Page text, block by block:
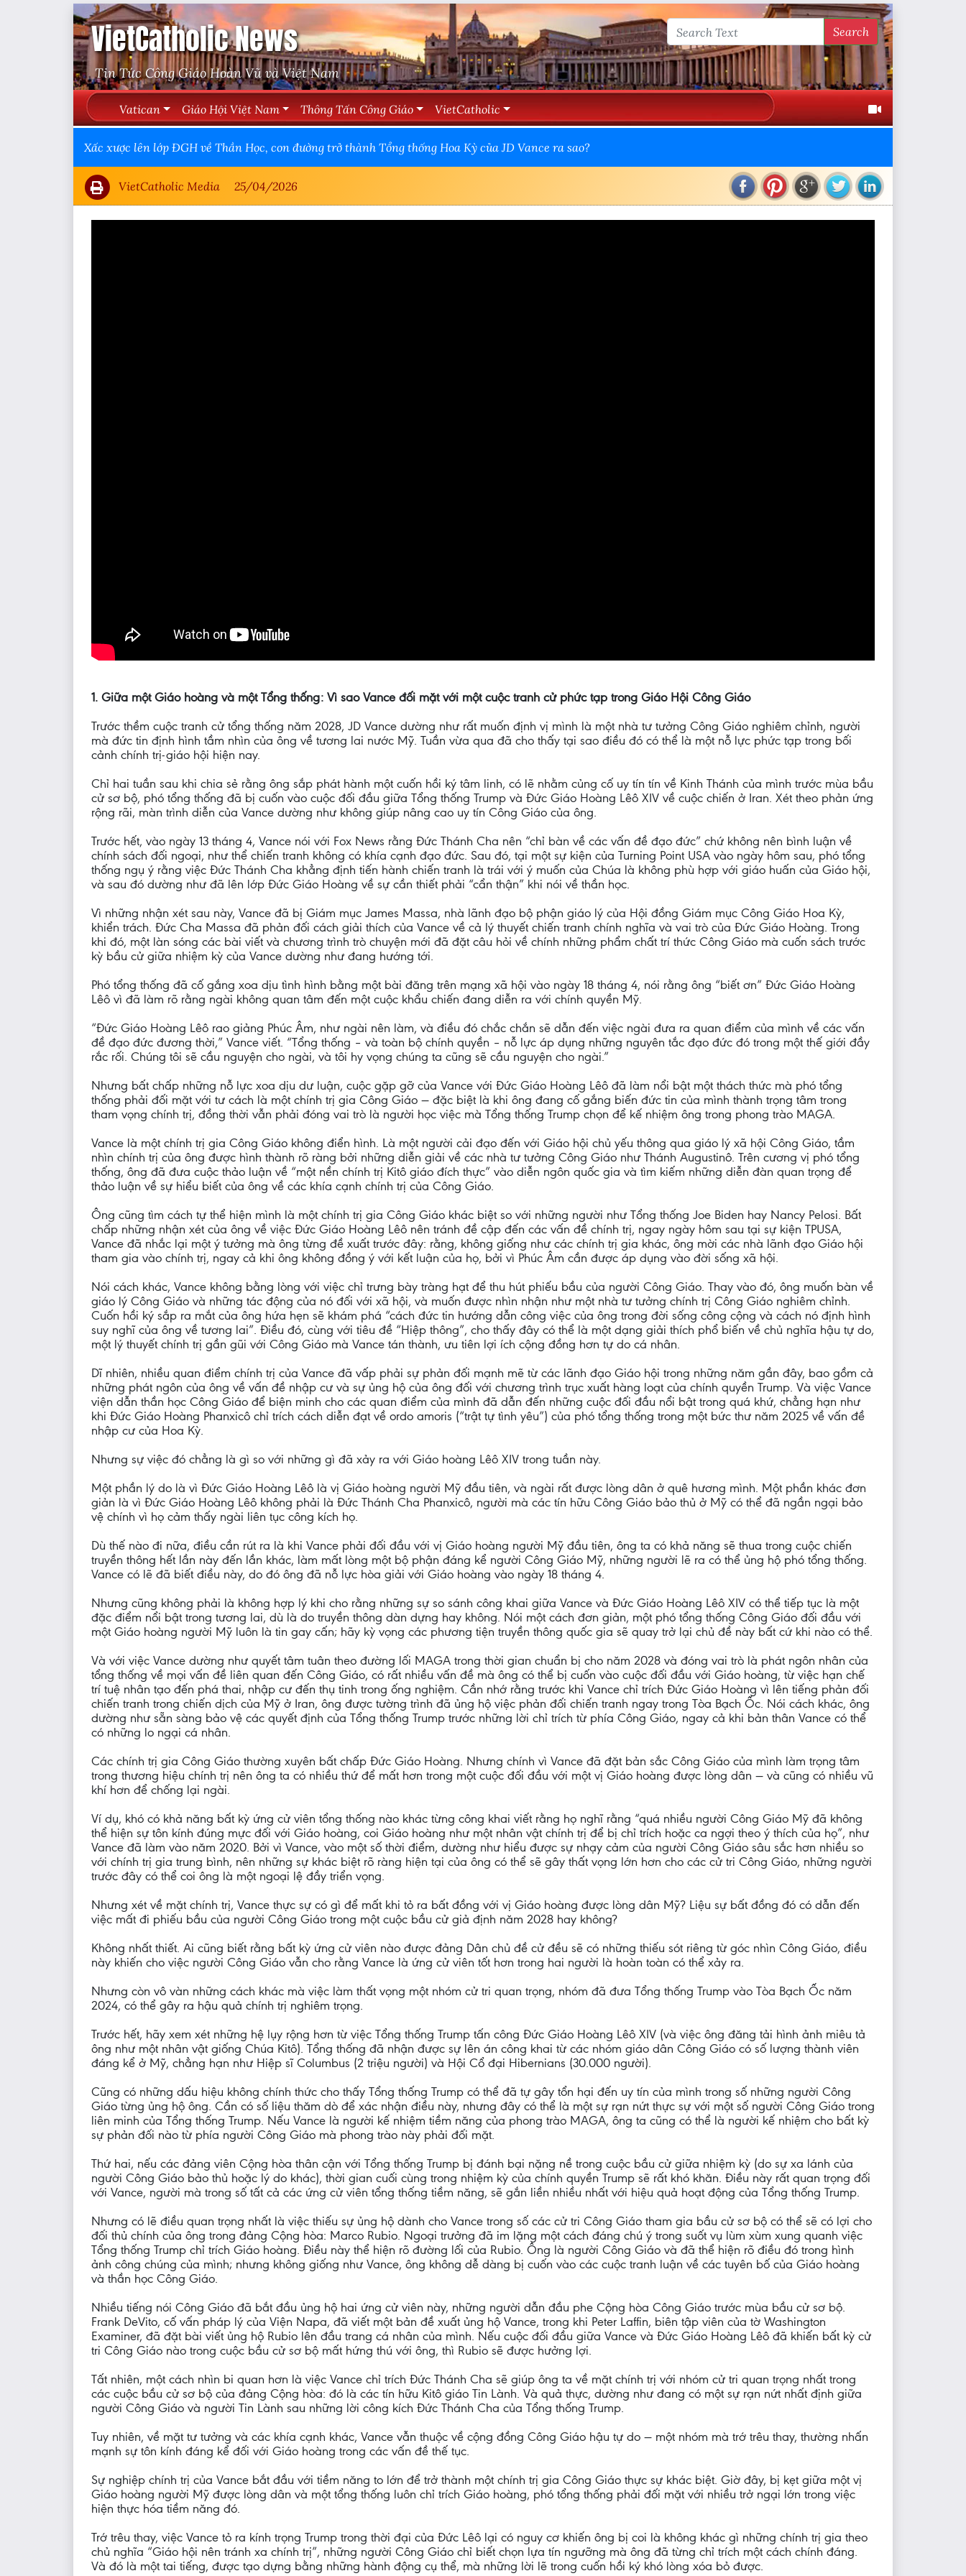
VietCatholic News
Tin Tức Công Giáo Hoàn Vũ và Việt Nam
Search
Vatican Giáo Hội Việt Nam Thông Tấn Công Giáo VietCatholic
Xấc xược lên lớp ĐGH về Thần Học, con đường trở thành Tổng thống Hoa Kỳ của JD Vance ra sao?
VietCatholic Media 25/04/2026
1. Giữa một Giáo hoàng và một Tổng thống: Vì sao Vance đối mặt với một cuộc tranh cử phức tạp trong Giáo Hội Công Giáo
Trước thềm cuộc tranh cử tổng thống năm 2028, JD Vance dường như rất muốn định vị mình là một nhà tư tưởng Công Giáo nghiêm chỉnh, người
mà đức tin định hình tầm nhìn của ông về tương lai nước Mỹ. Tuần vừa qua đã cho thấy tại sao điều đó có thể là một nỗ lực phức tạp trong bối
cảnh chính trị-giáo hội hiện nay.
Chỉ hai tuần sau khi chia sẻ rằng ông sắp phát hành một cuốn hồi ký tâm linh, có lẽ nhằm củng cố uy tín tín về Kinh Thánh của mình trước mùa bầu
cử sơ bộ, phó tổng thống đã bị cuốn vào cuộc đối đầu giữa Tổng thống Trump và Đức Giáo Hoàng Lêô XIV về cuộc chiến ở Iran. Xét theo phản ứng
rộng rãi, màn trình diễn của Vance dường như không giúp nâng cao uy tín Công Giáo của ông.
Trước hết, vào ngày 13 tháng 4, Vance nói với Fox News rằng Đức Thánh Cha nên “chỉ bàn về các vấn đề đạo đức” chứ không nên bình luận về
chính sách đối ngoại, như thể chiến tranh không có khía cạnh đạo đức. Sau đó, tại một sự kiện của Turning Point USA vào ngày hôm sau, phó tổng
thống ngụ ý rằng việc Đức Thánh Cha khẳng định tiến hành chiến tranh là trái với ý muốn của Chúa là không phù hợp với giáo huấn của Giáo hội,
và sau đó dường như đã lên lớp Đức Giáo Hoàng về sự cần thiết phải “cẩn thận” khi nói về thần học.
Vì những nhận xét sau này, Vance đã bị Giám mục James Massa, nhà lãnh đạo bộ phận giáo lý của Hội đồng Giám mục Công Giáo Hoa Kỳ,
khiển trách. Đức Cha Massa đã phản đối cách giải thích của Vance về cả lý thuyết chiến tranh chính nghĩa và vai trò của Đức Giáo Hoàng. Trong
khi đó, một làn sóng các bài viết và chương trình trò chuyện mới đã đặt câu hỏi về chính những phẩm chất trí thức Công Giáo mà cuốn sách trước
kỳ bầu cử giữa nhiệm kỳ của Vance dường như đang hướng tới.
Phó tổng thống đã cố gắng xoa dịu tình hình bằng một bài đăng trên mạng xã hội vào ngày 18 tháng 4, nói rằng ông “biết ơn” Đức Giáo Hoàng
Lêô vì đã làm rõ rằng ngài không quan tâm đến một cuộc khẩu chiến đang diễn ra với chính quyền Mỹ.
“Đức Giáo Hoàng Lêô rao giảng Phúc Âm, như ngài nên làm, và điều đó chắc chắn sẽ dẫn đến việc ngài đưa ra quan điểm của mình về các vấn
đề đạo đức đương thời,” Vance viết. “Tổng thống – và toàn bộ chính quyền – nỗ lực áp dụng những nguyên tắc đạo đức đó trong một thế giới đầy
rắc rối. Chúng tôi sẽ cầu nguyện cho ngài, và tôi hy vọng chúng ta cũng sẽ cầu nguyện cho ngài.”
Nhưng bất chấp những nỗ lực xoa dịu dư luận, cuộc gặp gỡ của Vance với Đức Giáo Hoàng Lêô đã làm nổi bật một thách thức mà phó tổng
thống phải đối mặt với tư cách là một chính trị gia Công Giáo — đặc biệt là khi ông đang cố gắng biến đức tin của mình thành trọng tâm trong
tham vọng chính trị, đồng thời vẫn phải đóng vai trò là người học việc mà Tổng thống Trump chọn để kế nhiệm ông trong phong trào MAGA.
Vance là một chính trị gia Công Giáo không điển hình. Là một người cải đạo đến với Giáo hội chủ yếu thông qua giáo lý xã hội Công Giáo, tầm
nhìn chính trị của ông được hình thành rõ ràng bởi những diễn giải về các nhà tư tưởng Công Giáo như Thánh Augustinô. Trên cương vị phó tổng
thống, ông đã đưa cuộc thảo luận về “một nền chính trị Kitô giáo đích thực” vào diễn ngôn quốc gia và tìm kiếm những diễn đàn quan trọng để
thảo luận về sự hiểu biết của ông về các khía cạnh chính trị của Công Giáo.
Ông cũng tìm cách tự thể hiện mình là một chính trị gia Công Giáo khác biệt so với những người như Tổng thống Joe Biden hay Nancy Pelosi. Bất
chấp những nhận xét của ông về việc Đức Giáo Hoàng Lêô nên tránh đề cập đến các vấn đề chính trị, ngay ngày hôm sau tại sự kiện TPUSA,
Vance đã nhắc lại một ý tưởng mà ông từng đề xuất trước đây: rằng, không giống như các chính trị gia khác, ông mời các nhà lãnh đạo Giáo hội
tham gia vào chính trị, ngay cả khi ông không đồng ý với kết luận của họ, bởi vì Phúc Âm cần được áp dụng vào đời sống xã hội.
Nói cách khác, Vance không bằng lòng với việc chỉ trưng bày tràng hạt để thu hút phiếu bầu của người Công Giáo. Thay vào đó, ông muốn bàn về
giáo lý Công Giáo và những tác động của nó đối với xã hội, và muốn được nhìn nhận như một nhà tư tưởng chính trị Công Giáo nghiêm chỉnh.
Cuốn hồi ký sắp ra mắt của ông hứa hẹn sẽ khám phá “cách đức tin hướng dẫn công việc của ông trong đời sống công cộng và cách nó định hình
suy nghĩ của ông về tương lai”. Điều đó, cùng với tiêu đề “Hiệp thông”, cho thấy đây có thể là một dạng giải thích phổ biến về chủ nghĩa hậu tự do,
một lý thuyết chính trị gần gũi với Công Giáo mà Vance tán thành, ưu tiên lợi ích cộng đồng hơn tự do cá nhân.
Dĩ nhiên, nhiều quan điểm chính trị của Vance đã vấp phải sự phản đối mạnh mẽ từ các lãnh đạo Giáo hội trong những năm gần đây, bao gồm cả
những phát ngôn của ông về vấn đề nhập cư và sự ủng hộ của ông đối với chương trình trục xuất hàng loạt của chính quyền Trump. Và việc Vance
viện dẫn thần học Công Giáo để biện minh cho các quan điểm của mình đã dẫn đến những cuộc đối đầu nổi bật trong quá khứ, chẳng hạn như
khi Đức Giáo Hoàng Phanxicô chỉ trích cách diễn đạt về ordo amoris (“trật tự tình yêu”) của phó tổng thống trong một bức thư năm 2025 về vấn đề
nhập cư của Hoa Kỳ.
Nhưng sự việc đó chẳng là gì so với những gì đã xảy ra với Giáo hoàng Lêô XIV trong tuần này.
Một phần lý do là vì Đức Giáo Hoàng Lêô là vị Giáo hoàng người Mỹ đầu tiên, và ngài rất được lòng dân ở quê hương mình. Một phần khác đơn
giản là vì Đức Giáo Hoàng Lêô không phải là Đức Thánh Cha Phanxicô, người mà các tín hữu Công Giáo bảo thủ ở Mỹ có thể đã ngần ngại bảo
vệ chính vì họ cảm thấy ngài liên tục công kích họ.
Dù thế nào đi nữa, điều cần rút ra là khi Vance phải đối đầu với vị Giáo hoàng người Mỹ đầu tiên, ông ta có khả năng sẽ thua trong cuộc chiến
truyền thông hết lần này đến lần khác, làm mất lòng một bộ phận đáng kể người Công Giáo Mỹ, những người lẽ ra có thể ủng hộ phó tổng thống.
Vance có lẽ đã biết điều này, do đó ông đã nỗ lực hòa giải với Giáo hoàng vào ngày 18 tháng 4.
Nhưng cũng không phải là không hợp lý khi cho rằng những sự so sánh công khai giữa Vance và Đức Giáo Hoàng Lêô XIV có thể tiếp tục là một
đặc điểm nổi bật trong tương lai, dù là do truyền thông dàn dựng hay không. Nói một cách đơn giản, một phó tổng thống Công Giáo đối đầu với
một Giáo hoàng người Mỹ luôn là tin gay cấn; hãy kỳ vọng các phương tiện truyền thông quốc gia sẽ quay trở lại chủ đề này bất cứ khi nào có thể.
Và với việc Vance dường như quyết tâm tuân theo đường lối MAGA trong thời gian chuẩn bị cho năm 2028 và đóng vai trò là phát ngôn nhân của
tổng thống về mọi vấn đề liên quan đến Công Giáo, có rất nhiều vấn đề mà ông có thể bị cuốn vào cuộc đối đầu với Giáo hoàng, từ việc hạn chế
trí tuệ nhân tạo đến phá thai, nhập cư đến thụ tinh trong ống nghiệm. Cần nhớ rằng trước khi Vance chỉ trích Đức Giáo Hoàng vì lên tiếng phản đối
chiến tranh trong chiến dịch của Mỹ ở Iran, ông được tường trình đã ủng hộ việc phản đối chiến tranh ngay trong Tòa Bạch Ốc. Nói cách khác, ông
dường như sẵn sàng bảo vệ các quyết định của Tổng thống Trump trước những lời chỉ trích từ phía Công Giáo, ngay cả khi bản thân Vance có thể
có những lo ngại cá nhân.
Các chính trị gia Công Giáo thường xuyên bất chấp Đức Giáo Hoàng. Nhưng chính vì Vance đã đặt bản sắc Công Giáo của mình làm trọng tâm
trong thương hiệu chính trị nên ông ta có nhiều thứ để mất hơn trong một cuộc đối đầu với một vị Giáo hoàng được lòng dân — và cũng có nhiều vũ
khí hơn để chống lại ngài.
Ví dụ, khó có khả năng bất kỳ ứng cử viên tổng thống nào khác từng công khai viết rằng họ nghĩ rằng “quá nhiều người Công Giáo Mỹ đã không
thể hiện sự tôn kính đúng mực đối với Giáo hoàng, coi Giáo hoàng như một nhân vật chính trị để bị chỉ trích hoặc ca ngợi theo ý thích của họ”, như
Vance đã làm vào năm 2020. Bởi vì Vance, vào một số thời điểm, dường như hiểu được sự nhạy cảm của người Công Giáo sâu sắc hơn nhiều so
với chính trị gia trung bình, nên những sự khác biệt rõ ràng hiện tại của ông có thể sẽ gây thất vọng lớn hơn cho các cử tri Công Giáo, những người
trước đây có thể coi ông là một ngoại lệ đầy triển vọng.
Nhưng xét về mặt chính trị, Vance thực sự có gì để mất khi tỏ ra bất đồng với vị Giáo hoàng được lòng dân Mỹ? Liệu sự bất đồng đó có dẫn đến
việc mất đi phiếu bầu của người Công Giáo trong một cuộc bầu cử giả định năm 2028 hay không?
Không nhất thiết. Ai cũng biết rằng bất kỳ ứng cử viên nào được đảng Dân chủ đề cử đều sẽ có những thiếu sót riêng từ góc nhìn Công Giáo, điều
này khiến cho việc người Công Giáo vẫn cho rằng Vance là ứng cử viên tốt hơn trong hai người là hoàn toàn có thể xảy ra.
Nhưng còn vô vàn những cách khác mà việc làm thất vọng một nhóm cử tri quan trọng, nhóm đã đưa Tổng thống Trump vào Tòa Bạch Ốc năm
2024, có thể gây ra hậu quả chính trị nghiêm trọng.
Trước hết, hãy xem xét những hệ lụy rộng hơn từ việc Tổng thống Trump tấn công Đức Giáo Hoàng Lêô XIV (và việc ông đăng tải hình ảnh miêu tả
ông như một nhân vật giống Chúa Kitô). Tổng thống đã nhận được sự lên án công khai từ các nhóm giáo dân Công Giáo có số lượng thành viên
đáng kể ở Mỹ, chẳng hạn như Hiệp sĩ Columbus (2 triệu người) và Hội Cổ đại Hibernians (30.000 người).
Cũng có những dấu hiệu không chính thức cho thấy Tổng thống Trump có thể đã tự gây tổn hại đến uy tín của mình trong số những người Công
Giáo từng ủng hộ ông. Cần có số liệu thăm dò để xác nhận điều này, nhưng đây có thể là một sự rạn nứt thực sự với một số người Công Giáo trong
liên minh của Tổng thống Trump. Nếu Vance là người kế nhiệm tiềm năng của phong trào MAGA, ông ta cũng có thể là người kế nhiệm cho bất kỳ
sự phản đối nào từ phía người Công Giáo mà phong trào này phải đối mặt.
Thứ hai, nếu các đảng viên Cộng hòa thân cận với Tổng thống Trump bị đánh bại nặng nề trong cuộc bầu cử giữa nhiệm kỳ (do sự xa lánh của
người Công Giáo bảo thủ hoặc lý do khác), thời gian cuối cùng trong nhiệm kỳ của chính quyền Trump sẽ rất khó khăn. Điều này rất quan trọng đối
với Vance, người mà trong số tất cả các ứng cử viên tổng thống tiềm năng, sẽ gắn liền nhiều nhất với hiệu quả hoạt động của Tổng thống Trump.
Nhưng có lẽ điều quan trọng nhất là việc thiếu sự ủng hộ dành cho Vance trong số các cử tri Công Giáo tham gia bầu cử sơ bộ có thể sẽ có lợi cho
đối thủ chính của ông trong đảng Cộng hòa: Marco Rubio. Ngoại trưởng đã im lặng một cách đáng chú ý trong suốt vụ lùm xùm xung quanh việc
Tổng thống Trump chỉ trích Giáo hoàng. Điều này thể hiện rõ đường lối của Rubio. Ông là người Công Giáo và đã thể hiện rõ điều đó trong hình
ảnh công chúng của mình; nhưng không giống như Vance, ông không dễ dàng bị cuốn vào các cuộc tranh luận về các tuyên bố của Giáo hoàng
và thần học Công Giáo.
Nhiều tiếng nói Công Giáo đã bắt đầu ủng hộ hai ứng cử viên này, những người dẫn đầu phe Cộng hòa Công Giáo trước mùa bầu cử sơ bộ.
Frank DeVito, cố vấn pháp lý của Viện Napa, đã viết một bản đề xuất ủng hộ Vance, trong khi Peter Laffin, biên tập viên của tờ Washington
Examiner, đã đặt bài viết ủng hộ Rubio lên đầu trang cá nhân của mình. Nếu cuộc đối đầu giữa Vance và Đức Giáo Hoàng Lêô đã khiến bất kỳ cử
tri Công Giáo nào trong cuộc bầu cử sơ bộ mất hứng thú với ông, thì Rubio sẽ được hưởng lợi.
Tất nhiên, một cách nhìn bi quan hơn là việc Vance chỉ trích Đức Thánh Cha sẽ giúp ông ta về mặt chính trị với nhóm cử tri quan trọng nhất trong
các cuộc bầu cử sơ bộ của đảng Cộng hòa: đó là các tín hữu Kitô giáo Tin Lành. Và quả thực, dường như đang có một sự rạn nứt nhất định giữa
người Công Giáo và người Tin Lành sau những lời công kích Đức Thánh Cha của Tổng thống Trump.
Tuy nhiên, về mặt tư tưởng và các khía cạnh khác, Vance vẫn thuộc về cộng đồng Công Giáo hậu tự do — một nhóm mà trớ trêu thay, thường nhấn
mạnh sự tôn kính đáng kể đối với Giáo hoàng trong các vấn đề thế tục.
Sự nghiệp chính trị của Vance bắt đầu với tiềm năng to lớn để trở thành một chính trị gia Công Giáo thực sự khác biệt. Giờ đây, bị kẹt giữa một vị
Giáo hoàng người Mỹ được lòng dân và một tổng thống luôn chỉ trích Giáo hoàng, phó tổng thống phải đối mặt với nhiều trở ngại lớn trong việc
hiện thực hóa tiềm năng đó.
Trớ trêu thay, việc Vance tỏ ra kính trọng Trump trong thời đại của Đức Lêô lại có nguy cơ khiến ông bị coi là không khác gì những chính trị gia theo
chủ nghĩa “Giáo hội nên tránh xa chính trị”, những người Công Giáo chỉ biết chọn lựa tín ngưỡng mà ông đã từng chỉ trích một cách chính đáng.
Và đó là một tai tiếng, được tạo dựng bằng những hành động cụ thể, mà những lời lẽ trong cuốn hồi ký khó lòng xóa bỏ được.